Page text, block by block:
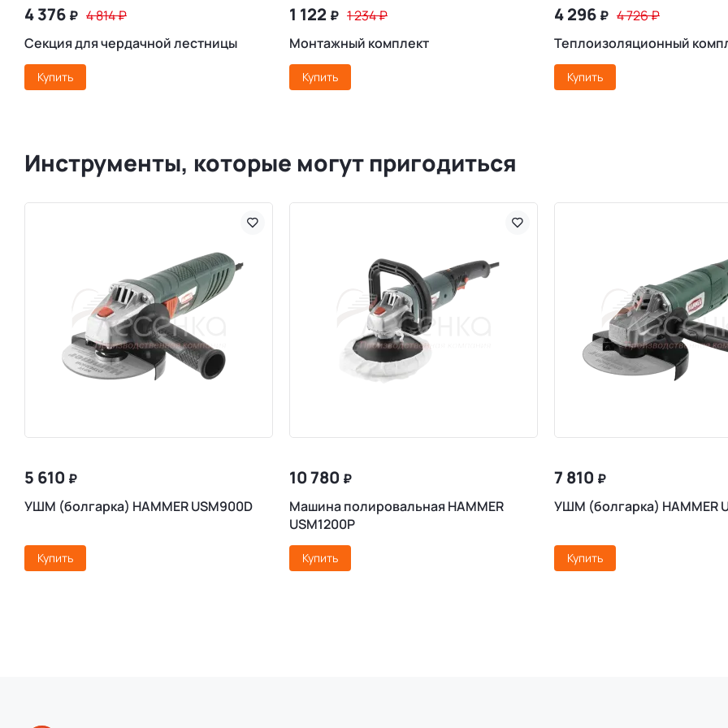
4 376 ₽ 4 814₽
Секция для чердачной лестницы
Купить
1 122 ₽ 1 234₽
Монтажный комплект
Купить
4 296 ₽ 4 726₽
Теплоизоляционный
Купить
Инструменты, которые могут пригодиться
5 610 ₽
УШМ (болгарка) HAMMER USM900D
Купить
10 780 ₽
Машина полировальная HAMMER
USM1200P
Купить
7 810 ₽
УШМ (болгарка) HAMMER
Купить